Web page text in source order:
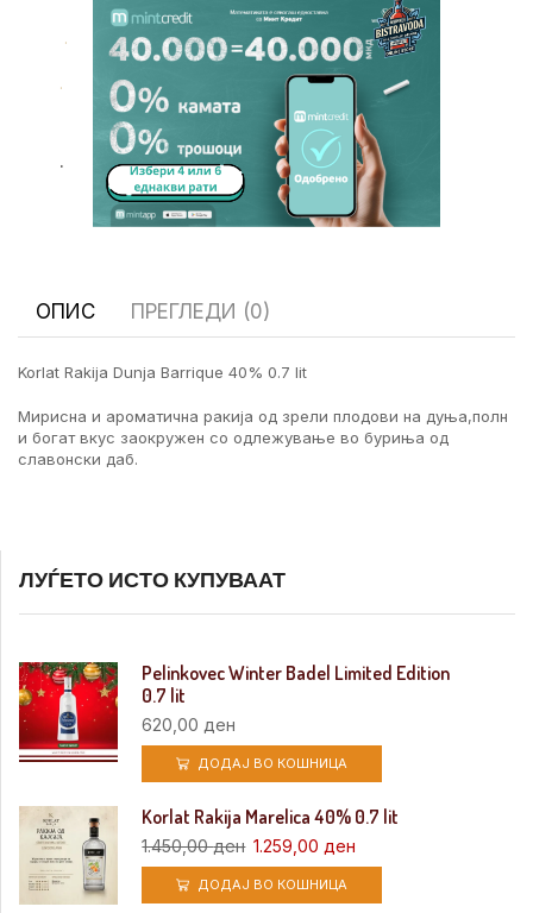
.
.
.
ОПИС ПРЕГЛЕДИ (0)
Korlat Rakija Dunja Barrique 40% 0.7 lit
Мирисна и ароматична ракија од зрели плодови на дуња,полн
и богат вкус заокружен со одлежување во буриња од
славонски даб.
ЛУЃЕТО ИСТО КУПУВААТ
Pelinkovec Winter Badel Limited Edition
0.7 lit
620,00ден
ДОДАЈ ВО КОШНИЦА
Korlat Rakija Marelica 40% 0.7 lit
1.450,00ден 1.259,00 ден
ДОДАЈ ВО КОШНИЦА